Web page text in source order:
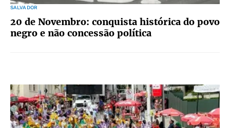
SALVADOR
20 de Novembro: conquista histórica do povo
negro e não concessão política